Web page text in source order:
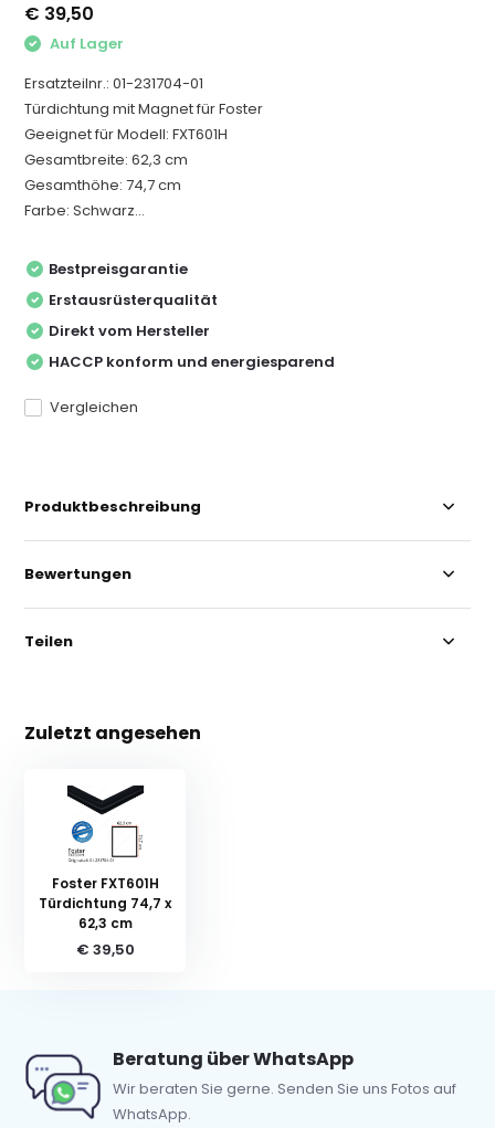
€ 39,50
Auf Lager
Ersatzteilnr.: 01-231704-01
Türdichtung mit Magnet für Foster
Geeignet für Modell: FXT601H
Gesamtbreite: 62,3 cm
Gesamthöhe: 74,7 cm
Farbe: Schwarz...
Bestpreisgarantie
Erstausrüsterqualität
Direkt vom Hersteller
HACCP konform und energiesparend
Vergleichen
Produktbeschreibung
Bewertungen
Teilen
Zuletzt angesehen
Foster FXT601H
Türdichtung 74,7 x
62,3 cm
€ 39,50
Beratung über WhatsApp
Wir beraten Sie gerne. Senden Sie uns Fotos auf
WhatsApp.